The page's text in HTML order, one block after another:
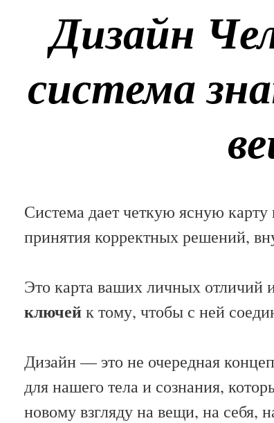
Дизайн
система
Система дает четкую ясную
принятия корректных решений,
Это карта ваших личных отличий
ключейк тому, чтобы с ней
Дизайн — это не очередная
для нашего тела и сознания,
новому взгляду на вещи, на